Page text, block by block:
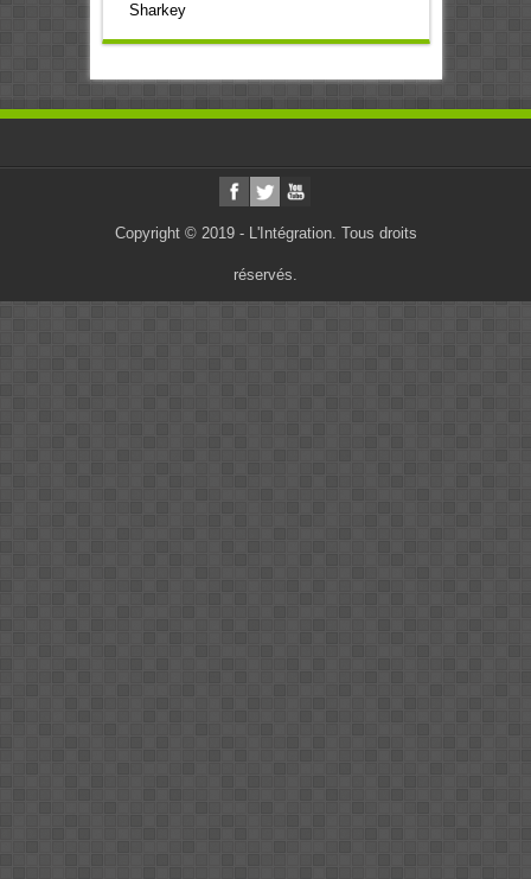
Sharkey
Copyright © 2019 - L'Intégration. Tous droits
réservés.